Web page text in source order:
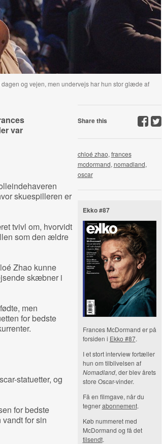
og vejen, men undervejs har hun stor glæde af
var
skuespilleren er
tvivl om, hvorvidt
som den ældre
Zhao kunne
skæbner i
men
for bedste
statuetter, og
for bedste
for sin
Share this
chloé zhao, frances
mcdormand, nomadland,
oscar
Ekko #87
Frances McDormand er på
forsiden i Ekko #87.
I et stort interview fortæller
hun om tilblivelsen af
Nomadland, der blev årets
store Oscar-vinder.
Få en filmgave, når du
tegnerabonnement.
Køb nummeret med
McDormand og få det
tilsendt.